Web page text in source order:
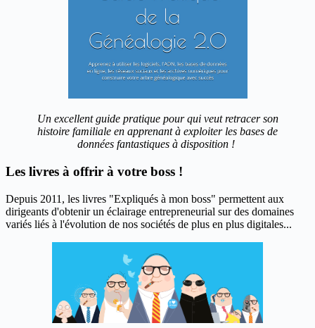
Un excellent guide pratique pour qui veut retracer son
histoire familiale en apprenant à exploiter les bases de
données fantastiques à disposition !
Les livres à offrir à votre boss !
Depuis 2011, les livres "Expliqués à mon boss" permettent aux
dirigeants d'obtenir un éclairage entrepreneurial sur des domaines
variés liés à l'évolution de nos sociétés de plus en plus digitales...